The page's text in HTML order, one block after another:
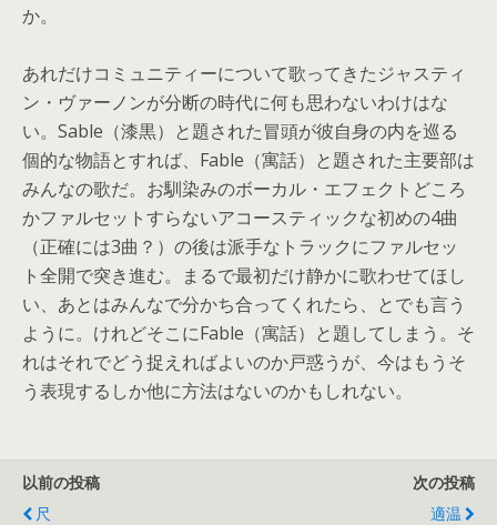
か。
あれだけコミュニティーについて歌ってきたジャスティ
ン・ ヴァーノンが分断の時代に何も思わないわけはな
い。Sable（漆黒）と題された冒頭が彼自身の内を巡る
個的な物語とすれば、 Fable（寓話）と題された主要部は
みんなの歌だ。お馴染みのボーカル・エフェクトどころ
かファルセットすらないアコースティックな初めの4曲
（正確には3曲？）の後は派手なトラックにファルセッ
ト全開で突き進む。まるで最初だけ静かに歌わせてほし
い、 あとはみんなで分かち合ってくれたら、とでも言う
ように。けれどそこにFable（寓話）と題してしまう。そ
れはそれでどう捉えればよいのか戸惑うが、今はもうそ
う表現するしか他に方法はないのかもしれない。
以前の投稿
尺
次の投稿
適温